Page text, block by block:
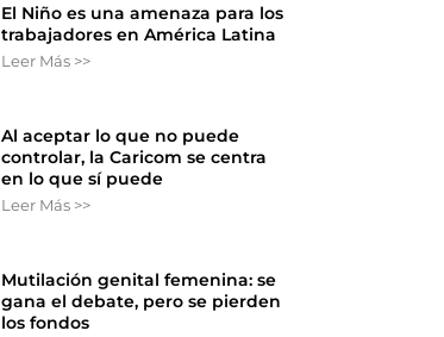
El Niño es una amenaza para los
trabajadores en América Latina
Leer Más >>
Al aceptar lo que no puede
controlar, la Caricom se centra
en lo que sí puede
Leer Más >>
Mutilación genital femenina: se
gana el debate, pero se pierden
los fondos